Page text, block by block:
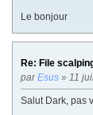
Le bonjour
Re: File
parEsus » 11
Salut Dark, pas